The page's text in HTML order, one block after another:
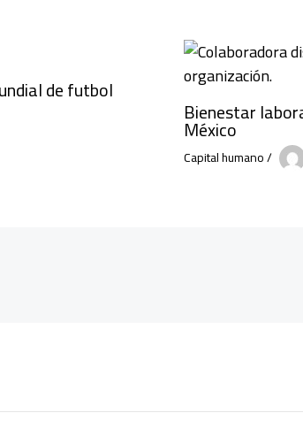
de futbol
Bienestar
México
Capital humano/